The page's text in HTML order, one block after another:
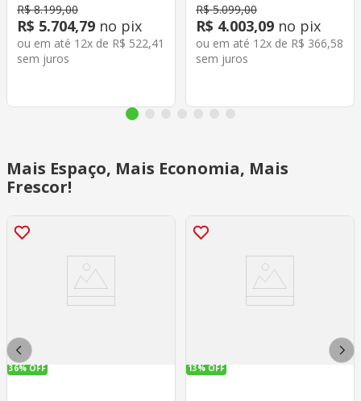
R$ 8.199,00
R$ 5.704,79 no pix
ou em até 12x de R$ 522,41
sem juros
R$ 5.099,00
R$ 4.003,09 no pix
ou em até 12x de R$ 366,58
sem juros
Mais Espaço, Mais Economia, Mais
Frescor!
36%OFF 13%OFF